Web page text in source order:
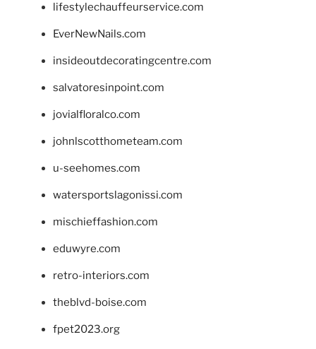
lifestylechauffeurservice.com
EverNewNails.com
insideoutdecoratingcentre.com
salvatoresinpoint.com
jovialfloralco.com
johnlscotthometeam.com
u-seehomes.com
watersportslagonissi.com
mischieffashion.com
eduwyre.com
retro-interiors.com
theblvd-boise.com
fpet2023.org